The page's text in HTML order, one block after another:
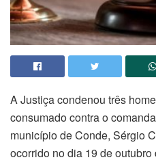
A Justiça condenou três
consumado contra o
município de Conde, Sérgio
ocorrido no dia 19 de